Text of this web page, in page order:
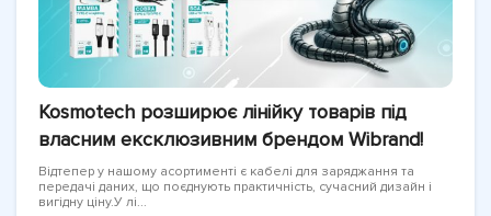
Kosmotech розширює лінійку товарів під
власним ексклюзивним брендом Wibrand!
Відтепер у нашому асортименті є кабелі для заряджання та
передачі даних, що поєднують практичність, сучасний дизайн і
вигідну ціну.У лі...